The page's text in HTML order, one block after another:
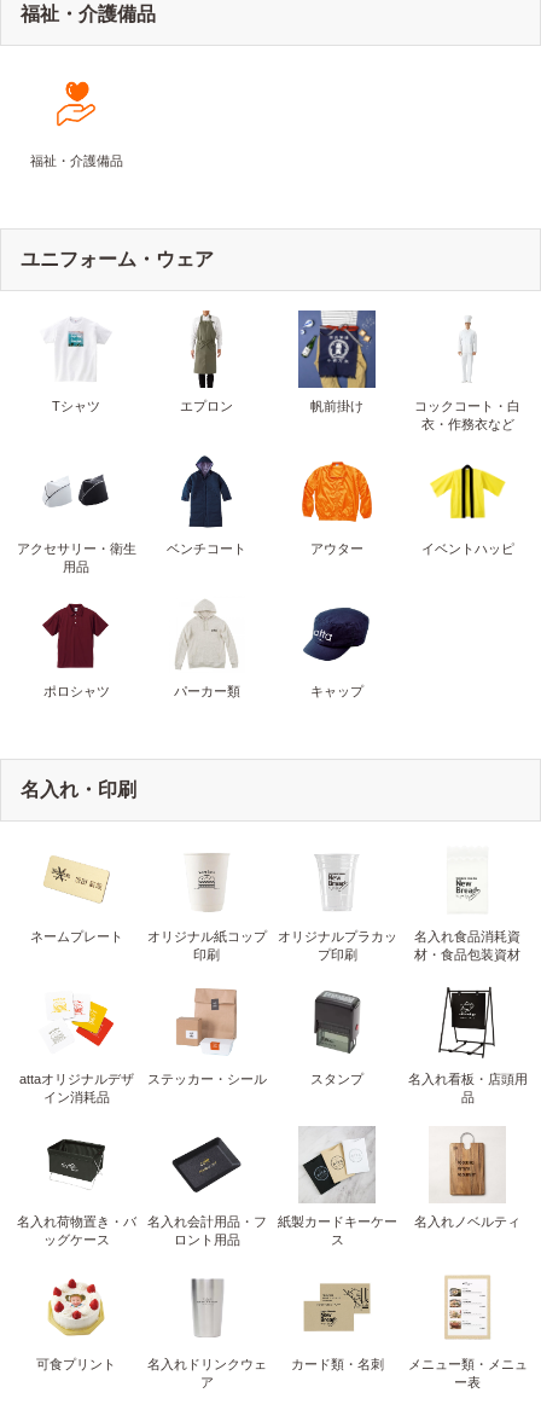
福祉・介護備品
福祉・介護備品
ユニフォーム・ウェア
Tシャツ エプロン 帆前掛け
コックコート・白
衣・作務衣など
アクセサリー・衛生
用品
ベンチコート アウター イベントハッピ
ポロシャツ パーカー類 キャップ
名入れ・印刷
ネームプレート
オリジナル紙コップ
印刷
オリジナルプラカッ
プ印刷
名入れ食品消耗資
材・食品包装資材
attaオリジナルデザ
イン消耗品
ステッカー・シール スタンプ
名入れ看板・店頭用
品
名入れ荷物置き・バ
ッグケース
名入れ会計用品・フ
ロント用品
紙製カードキーケー
ス
名入れノベルティ
可食プリント
名入れドリンクウェ
ア
カード類・名刺
メニュー類・メニュ
ー表